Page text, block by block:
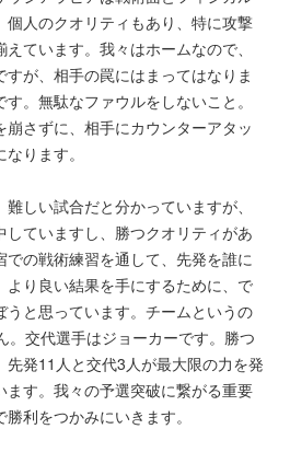
個人のクオリティもあり、特に攻撃
ています。我々はホームなので、
が、相手の罠にはまってはなりま
。無駄なファウルをしないこと。
崩さずに、相手にカウンターアタッ
ります。
しい試合だと分かっていますが、
ていますし、勝つクオリティがあ
での戦術練習を通して、先発を誰に
より良い結果を手にするために、で
うと思っています。チームというの
。交代選手はジョーカーです。勝つ
先発11人と交代3人が最大限の力を発
ます。我々の予選突破に繋がる重要
利をつかみにいきます。